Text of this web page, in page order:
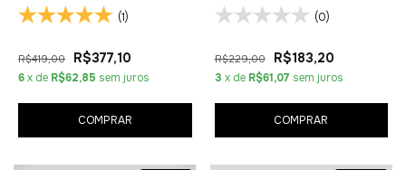
(1)
R$419,00 R$377,10
6x de R$62,85 sem juros
COMPRAR
(0)
R$229,00 R$183,20
3 x de R$61,07 sem juros
COMPRAR